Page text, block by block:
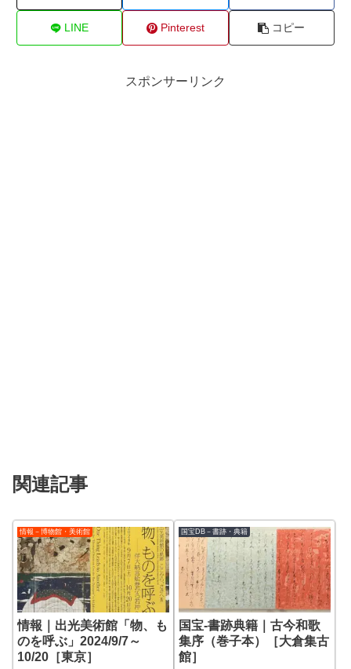
LINE Pinterest コピー
スポンサーリンク
関連記事
情報－博物館・美術館
情報｜出光美術館「物、も
のを呼ぶ」2024/9/7～
10/20［東京］
国宝DB－書跡・典籍
国宝-書跡典籍｜古今和歌
集序（巻子本）［大倉集古
館］